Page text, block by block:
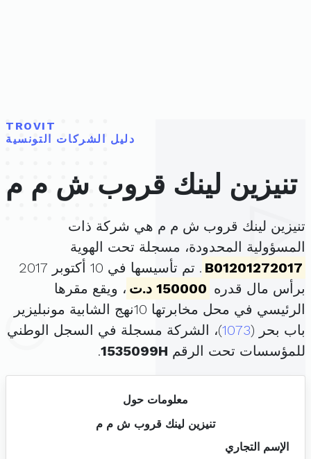
TROVIT
دليل الشركات التونسية
تنيزين لينك قروب ش م م
تنيزين لينك قروب ش م م هي شركة ذات
المسؤولية المحدودة، مسجلة تحت الهوية
B01201272017
. تم تأسيسها في 10 أكتوبر 2017
برأس مال قدره 150000 د.ت
، ويقع مقرها
الرئيسي في محل مخابرتها 10نهج الشابية مونبليزير
باب بحر (1073)، الشركة مسجلة في السجل الوطني
للمؤسسات تحت الرقم 1535099H
.
معلومات حول
تنيزين لينك قروب ش م م
الإسم التجاري